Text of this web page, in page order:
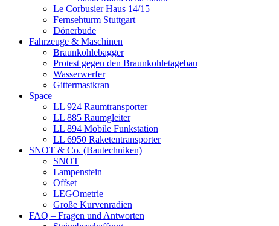
Le Corbusier Haus 14/15
Fernsehturm Stuttgart
Dönerbude
Fahrzeuge & Maschinen
Braunkohlebagger
Protest gegen den Braunkohletagebau
Wasserwerfer
Gittermastkran
Space
LL 924 Raumtransporter
LL 885 Raumgleiter
LL 894 Mobile Funkstation
LL 6950 Raketentransporter
SNOT & Co. (Bautechniken)
SNOT
Lampenstein
Offset
LEGOmetrie
Große Kurvenradien
FAQ – Fragen und Antworten